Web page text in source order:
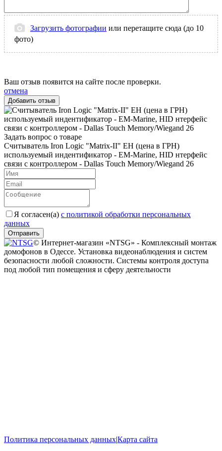
Загрузить фотографии или перетащите сюда (до 10
фото)
Ваш отзыв появится на сайте после проверки.
отмена
Задать вопрос о товаре
Считыватель Iron Logic "Matrix-II" EH (цена в ГРН)
используемый индентификатор - EM-Marine, HID нтерфейс
связи с контроллером - Dallas Touch Memory/Wiegand 26
Я согласен(a) с политикой обработки персональных
данных
Отправить
© Интернет-магазин «NTSG» - Комплексный монтаж
домофонов в Одессе. Установка видеонаблюдения и систем
безопасности любой сложности. Системы контроля доступа
под любой тип помещения и сферу деятельности
Политика персональных данных|Карта сайта